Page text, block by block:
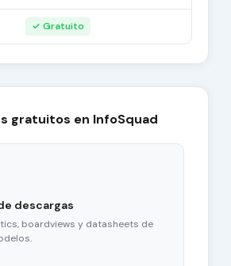
✓ Gratuito
gratuitos en InfoSquad
descargas
boardviews y datasheets de